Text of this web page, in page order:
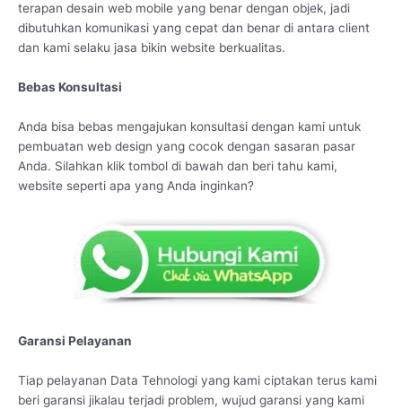
terapan desain web mobile yang benar dengan objek, jadi
dibutuhkan komunikasi yang cepat dan benar di antara client
dan kami selaku jasa bikin website berkualitas.
Bebas Konsultasi
Anda bisa bebas mengajukan konsultasi dengan kami untuk
pembuatan web design yang cocok dengan sasaran pasar
Anda. Silahkan klik tombol di bawah dan beri tahu kami,
website seperti apa yang Anda inginkan?
Garansi Pelayanan
Tiap pelayanan Data Tehnologi yang kami ciptakan terus kami
beri garansi jikalau terjadi problem, wujud garansi yang kami